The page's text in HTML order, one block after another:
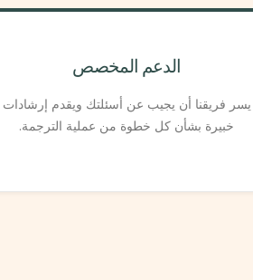
الدعم المخصص
يسر فريقنا أن يجيب عن أسئلتك ويقدم إرشادات
خبيرة بشأن كل خطوة من عملية الترجمة.